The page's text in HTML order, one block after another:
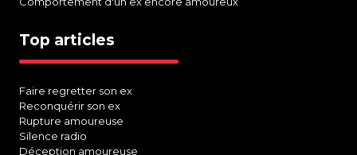
Top articles
Faire regretter son ex
Reconquérir son ex
Rupture amoureuse
Silence radio
Déception amoureuse